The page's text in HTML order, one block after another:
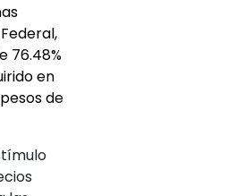
76.48%
en
de